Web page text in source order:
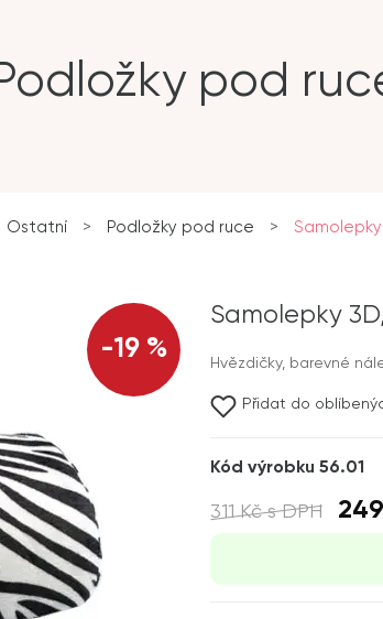
pod
Ostatní > Podložky pod ruce >
-19 %
Samolepky
Hvězdičky, barevné
Přidat do
Kód výrobku 56.01
311 Kčs DPH